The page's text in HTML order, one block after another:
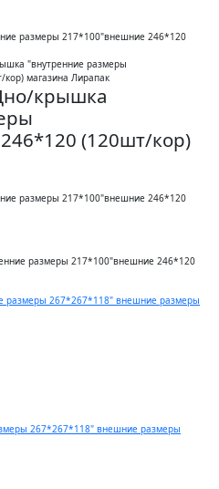
размеры 217*100"внешние 246*120
крышка
(120шт/кор)
размеры 217*100"внешние 246*120
размеры 217*100"внешние 246*120
размеры 267*267*118" внешние размеры
267*267*118" внешние размеры